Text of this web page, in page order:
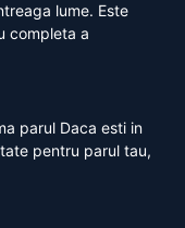
lume. Este
completa a
parul Daca esti in
pentru parul tau,